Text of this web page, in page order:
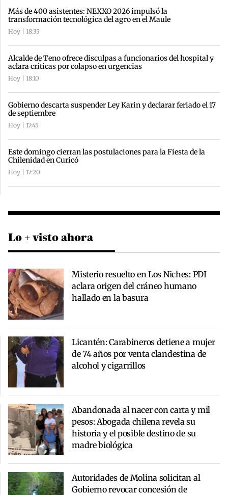
Más de 400 asistentes: NEXXO 2026 impulsó la
transformación tecnológica del agro en el Maule
Hoy | 18:35
Alcalde de Teno ofrece disculpas a funcionarios del hospital y
aclara críticas por colapso en urgencias
Hoy | 18:10
Gobierno descarta suspender Ley Karin y declarar feriado el 17
de septiembre
Hoy | 17:45
Este domingo cierran las postulaciones para la Fiesta de la
Chilenidad en Curicó
Hoy | 17:20
Lo + visto ahora
Misterio resuelto en Los Niches: PDI
aclara origen del cráneo humano
hallado en la basura
Licantén: Carabineros detiene a mujer
de 74 años por venta clandestina de
alcohol y cigarrillos
Abandonada al nacer con carta y mil
pesos: Abogada chilena revela su
historia y el posible destino de su
madre biológica
Autoridades de Molina solicitan al
Gobierno revocar concesión de